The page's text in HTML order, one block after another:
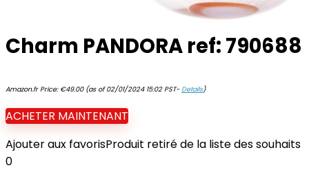
Charm PANDORA ref: 790688
Amazon.fr Price: €49.00(as of 02/01/2024 15:02 PST-Details)
ACHETER MAINTENANT
Ajouter aux favorisProduit retiré de la liste des souhaits
0